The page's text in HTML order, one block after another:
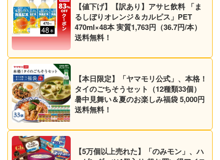
【値下げ】【訳あり】アサヒ飲料 「ま
るしぼりオレンジ＆カルピス」PET
470ml×48本 実質1,763円（36.7円/本）
送料無料！
【本日限定】「ヤマモリ公式」、本格！
タイのごちそうセット（12種類33個）
暑中見舞い＆夏のお楽しみ福袋 5,000円
送料無料！
【5万個以上売れた】「のみモン」、ハ